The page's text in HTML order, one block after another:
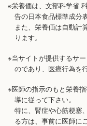
※栄養価は、文部科学省
告の日本食品標準成分
また、栄養価は自動計
ります。
※当サイトが提供するサ
のであり、医療行為を
※医師の指示のもと栄養
導に従って下さい。
特に、腎症や心筋梗塞
る方は、事前に医師に